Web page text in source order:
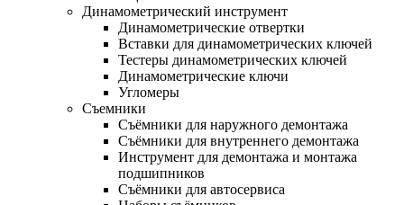
Динамометрический инструмент
Динамометрические отвертки
Вставки для динамометрических ключей
Тестеры динамометрических ключей
Динамометрические ключи
Угломеры
Съемники
Съёмники для наружного демонтажа
Съёмники для внутреннего демонтажа
Инструмент для демонтажа и монтажа
подшипников
Съёмники для автосервиса